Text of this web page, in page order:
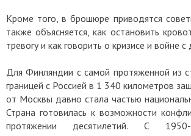
Кроме того, в брошюре приводятся
также объясняется, как остановить
тревогу и как говорить о кризисе и войне с
Для Финляндии с самой протяженной из
границей с Россией в 1 340 километров
от Москвы давно стала частью
Страна готовилась к возможности
протяжении десятилетий. С